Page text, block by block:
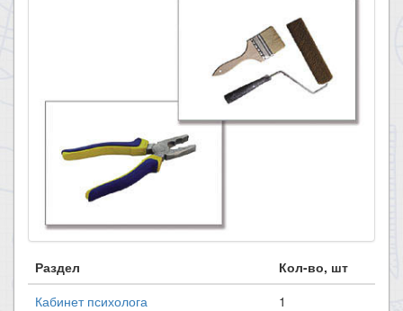
Раздел
Кол-во, шт
Кабинет психолога
1